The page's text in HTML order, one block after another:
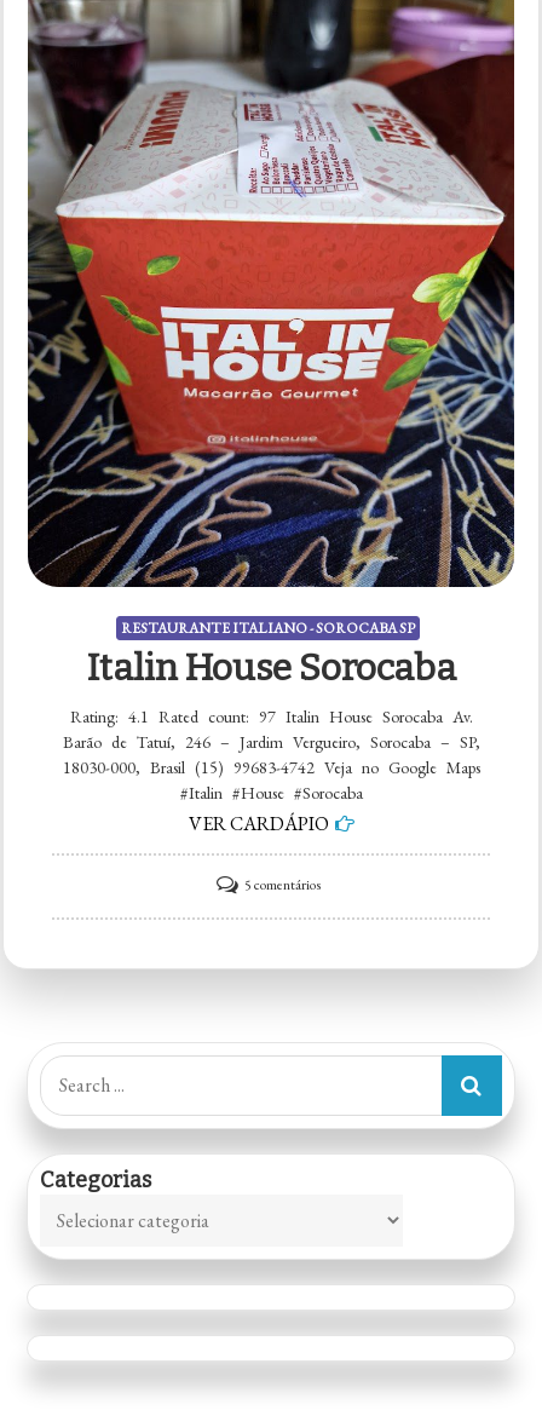
RESTAURANTE ITALIANO - SOROCABA SP
Italin House Sorocaba
Rating: 4.1 Rated count: 97 Italin House Sorocaba Av.
Barão de Tatuí, 246 – Jardim Vergueiro, Sorocaba – SP,
18030-000, Brasil (15) 99683-4742 Veja no Google Maps
#Italin #House #Sorocaba
VER CARDÁPIO
5 comentáriosem
Italin
Search
for:
Categorias
Categorias